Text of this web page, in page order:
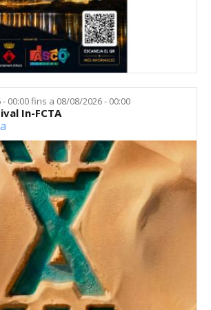
00:00fins a 08/08/2026 - 00:00
In-FCTA